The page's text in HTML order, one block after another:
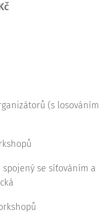
(s losováním
spojený se síťováním a